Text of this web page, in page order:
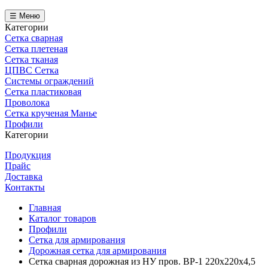
☰ Меню
Категории
Сетка сварная
Сетка плетеная
Сетка тканая
ЦПВС Сетка
Системы ограждений
Сетка пластиковая
Проволока
Сетка крученая Манье
Профили
Категории
Продукция
Прайс
Доставка
Контакты
Главная
Каталог товаров
Профили
Сетка для армирования
Дорожная сетка для армирования
Cетка сварная дорожная из НУ пров. ВР-1 220х220х4,5